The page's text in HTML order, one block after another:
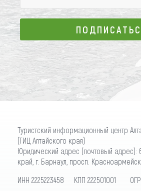
Туристский информационный центр
(ТИЦ Алтайского края)
Юридический адрес (почтовый адрес):
край, г. Барнаул, просп.
ИНН 2225223458 КПП 222501001 ОГРН